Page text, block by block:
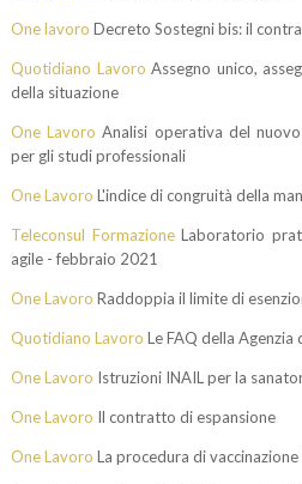
One lavoro Decreto Sostegni bis: il
Quotidiano Lavoro Assegno unico,
della situazione
One Lavoro Analisi operativa del
per gli studi professionali
One Lavoro L'indice di congruità della
Teleconsul FormazioneLaboratorio
agile - febbraio 2021
One Lavoro Raddoppia il limite di
Quotidiano Lavoro Le FAQ della Agenzia
One Lavoro Istruzioni INAIL per la
One Lavoro Il contratto di espansione
One Lavoro La procedura di vaccinazione